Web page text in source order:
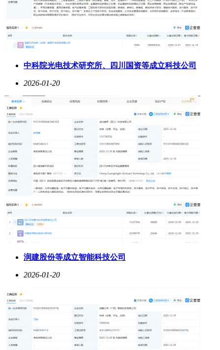
中科院光电技术研究所、四川国资等成立科技公司
2026-01-20
润建股份等成立智能科技公司
2026-01-20